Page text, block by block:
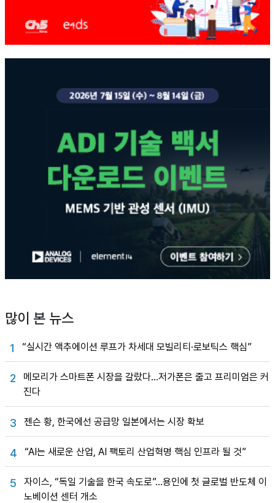
많이 본 뉴스
1 “실시간 액추에이션 루프가 차세대 모빌리티·로보틱스 핵심”
2
메모리가 스마트폰 시장을 갈랐다…저가폰은 줄고 프리미엄은 커
진다
3 젠슨 황, 한국에선 공급망 일본에서는 시장 확보
4 “AI는 새로운 산업, AI 팩토리 산업혁명 핵심 인프라 될 것”
5
자이스, “독일 기술을 한국 속도로”…용인에 첫 글로벌 반도체 이
노베이션 센터 개소